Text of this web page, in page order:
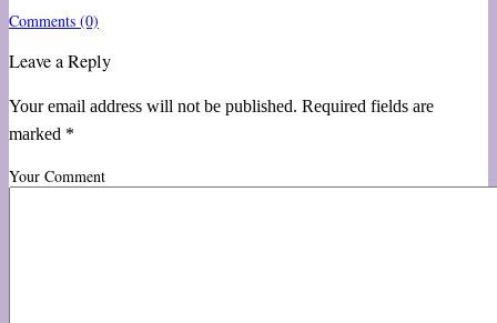
Comments (0)
Leave a Reply
Your email address will not be published. Required fields are
marked *
Your Comment